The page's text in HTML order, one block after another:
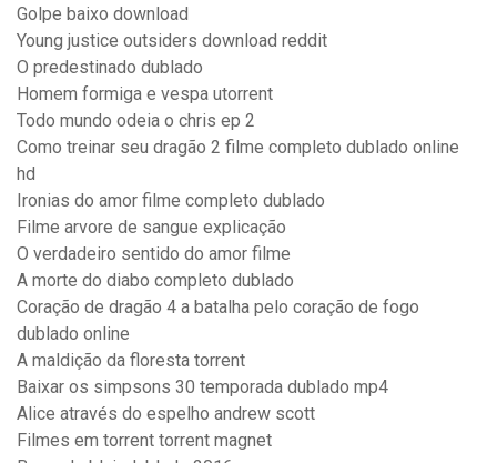
Golpe baixo download
Young justice outsiders download reddit
O predestinado dublado
Homem formiga e vespa utorrent
Todo mundo odeia o chris ep 2
Como treinar seu dragão 2 filme completo dublado online
hd
Ironias do amor filme completo dublado
Filme arvore de sangue explicação
O verdadeiro sentido do amor filme
A morte do diabo completo dublado
Coração de dragão 4 a batalha pelo coração de fogo
dublado online
A maldição da floresta torrent
Baixar os simpsons 30 temporada dublado mp4
Alice através do espelho andrew scott
Filmes em torrent torrent magnet